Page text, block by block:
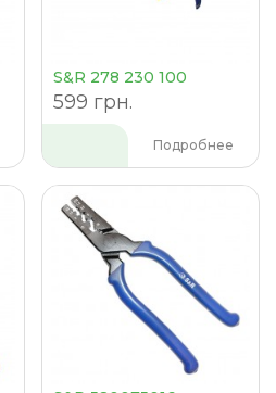
S&R 278 230 100
599 грн.
Подробнее